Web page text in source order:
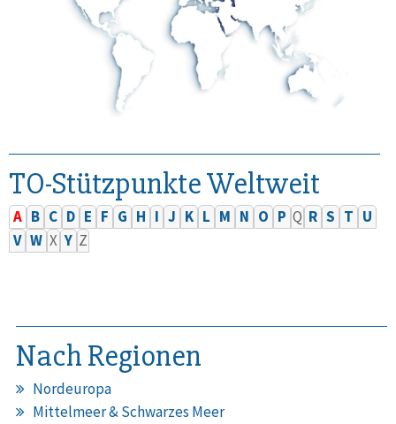
TO-Stützpunkte Weltweit
A B C D E F G H I J K L M N O P Q R S T U
V W X Y Z
Nach Regionen
Nordeuropa
Mittelmeer & Schwarzes Meer